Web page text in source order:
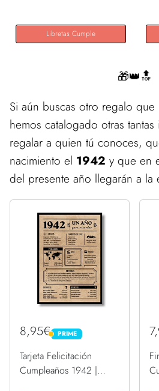
Libretas Cumple
🎁👑🔝
Si aún buscas otro regalo
hemos catalogado otras tantas
regalar a quien tú conoces,
nacimiento el 1942 y que en
del presente año llegarán a la
8,95€ PRIME
PRIME
Tarjeta Felicitación
Cumpleaños 1942 |